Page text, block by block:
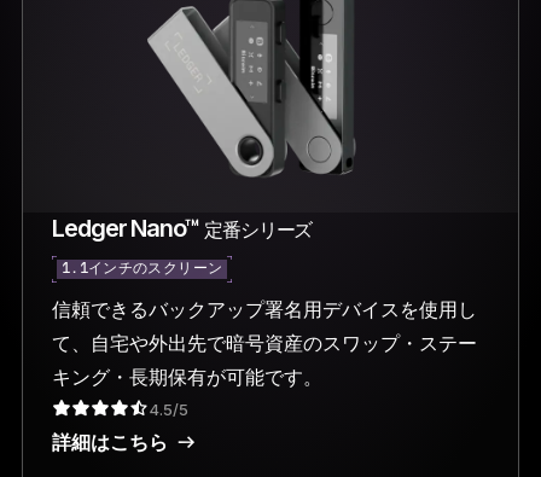
Ledger Nano™ 定番シリーズ
1.1インチのスクリーン
信頼できるバックアップ署名用デバイスを使用し
て、自宅や外出先で暗号資産のスワップ・ステー
キング・長期保有が可能です。
4.5/5
詳細はこちら